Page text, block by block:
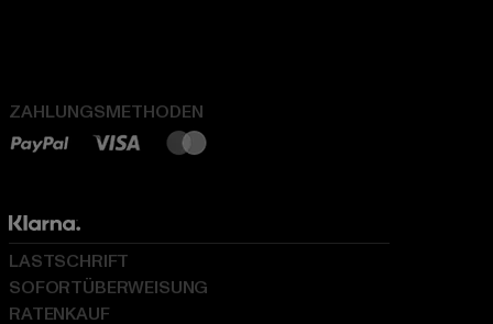
ZAHLUNGSMETHODEN
LASTSCHRIFT
SOFORTÜBERWEISUNG
RATENKAUF